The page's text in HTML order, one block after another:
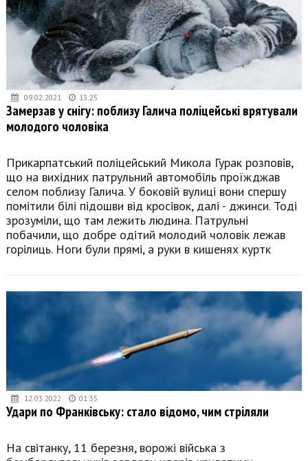
09.02.2021 13:25
Замерзав у снігу: поблизу Галича поліцейські врятували
молодого чоловіка
Прикарпатський поліцейський Микола Гурак розповів,
що на вихідних патрульний автомобіль проїжджав
селом поблизу Галича. У боковій вулиці вони спершу
помітили білі підошви від кросівок, далі - джинси. Тоді
зрозуміли, що там лежить людина. Патрульні
побачили, що добре одітий молодий чоловік лежав
горілиць. Ноги були прямі, а руки в кишенях куртк
12.03.2022 01:35
Удари по Франківську: стало відомо, чим стріляли
На світанку, 11 березня, ворожі війська з